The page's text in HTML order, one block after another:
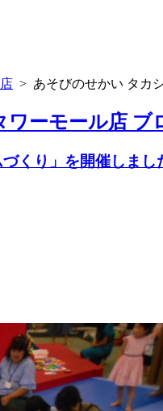
> あそびのせかい タカ
ーモール店 ブ
くり」を開催しまし